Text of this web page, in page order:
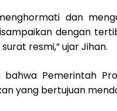
dan
dengan
resmi,” ujar Jihan.
bahwa Pemerintah
yang bertujuan